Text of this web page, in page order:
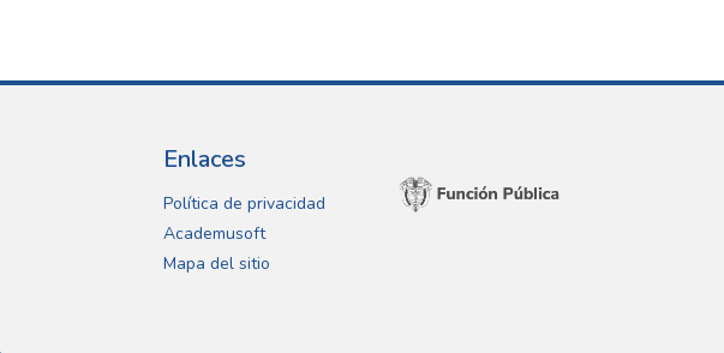
Enlaces
Política de privacidad
Academusoft
Mapa del sitio